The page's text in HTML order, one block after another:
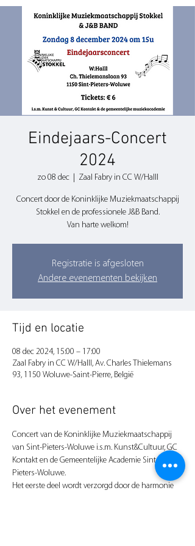
Eindejaars-Concert
2024
zo 08 dec
  |
Zaal Fabry in CC W/Halll
Concert door de Koninklijke Muziekmaatschappij
Stokkel en de professionele J&B Band.
Van harte welkom!
Registratie is afgesloten
Andere evenementen bekijken
Tijd en locatie
08 dec 2024, 15:00 – 17:00
Zaal Fabry in CC W/Halll, Av. Charles Thielemans
93, 1150 Woluwe-Saint-Pierre, België
Over het evenement
Concert van de Koninklijke Muziekmaatschappij
van Sint-Pieters-Woluwe i.s.m. Kunst&Cultuur, GC
Kontakt en de Gemeentelijke Academie Sint-
Pieters-Woluwe.
Het eerste deel wordt verzorgd door de harmonie